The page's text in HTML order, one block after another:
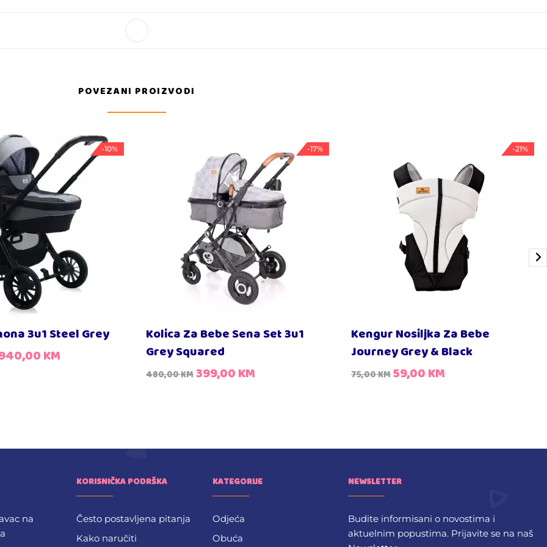
POVEZANI PROIZVODI
-10%
3u1 Steel Grey
KM
-17%
Kolica Za Bebe Sena Set 3u1
Grey Squared
480,00KM399,00KM
-21%
Kengur Nosiljka Za Bebe
Journey Grey & Black
75,00KM59,00KM
na
KORISNIČKA PODRŠKA
Često postavljena pitanja
Kako naručiti
KATEGORIJE
Odjeća
Obuća
NEWSLETTER
Budite informisani o novostima i
aktuelnim popustima. Prijavite se na naš